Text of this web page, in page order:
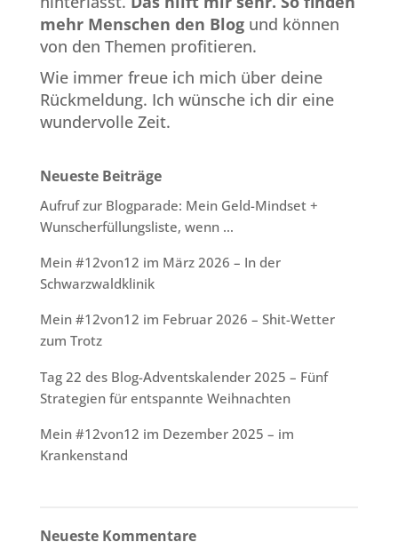
mehr Menschen den Blogund können
von den Themen profitieren.
Wie immer freue ich mich über deine
Rückmeldung. Ich wünsche ich dir eine
wundervolle Zeit.
Neueste Beiträge
Aufruf zur Blogparade: Mein Geld-Mindset +
Wunscherfüllungsliste, wenn …
Mein #12von12 im März 2026 – In der
Schwarzwaldklinik
Mein #12von12 im Februar 2026 – Shit-Wetter
zum Trotz
Tag 22 des Blog-Adventskalender 2025 – Fünf
Strategien für entspannte Weihnachten
Mein #12von12 im Dezember 2025 – im
Krankenstand
Neueste Kommentare